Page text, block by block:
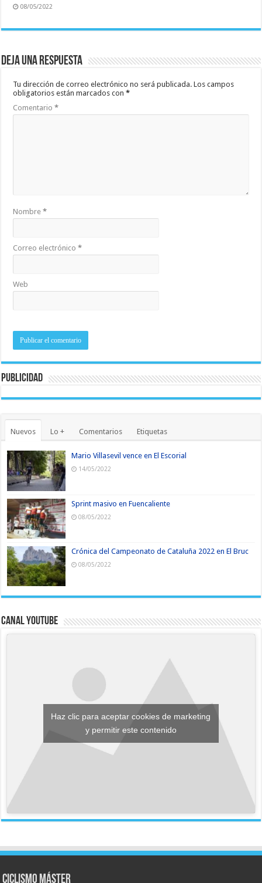
08/05/2022
Deja una respuesta
Tu dirección de correo electrónico no será publicada. Los campos
obligatorios están marcados con*
Comentario*
Nombre*
Correo electrónico*
Web
Publicidad
Nuevos Lo + Comentarios Etiquetas
Mario Villasevil vence en El Escorial
14/05/2022
Sprint masivo en Fuencaliente
08/05/2022
Crónica del Campeonato de Cataluña 2022 en El Bruc
08/05/2022
Canal YouTube
Haz clic para aceptar cookies de marketing
y permitir este contenido
Ciclismo Máster